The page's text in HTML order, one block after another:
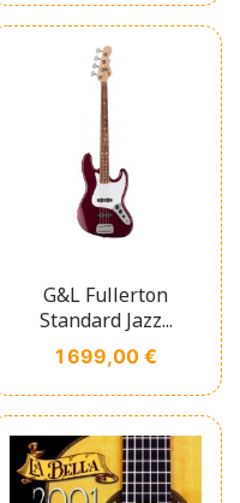
G&L Fullerton
Standard Jazz...
Prix
1 699,00 €